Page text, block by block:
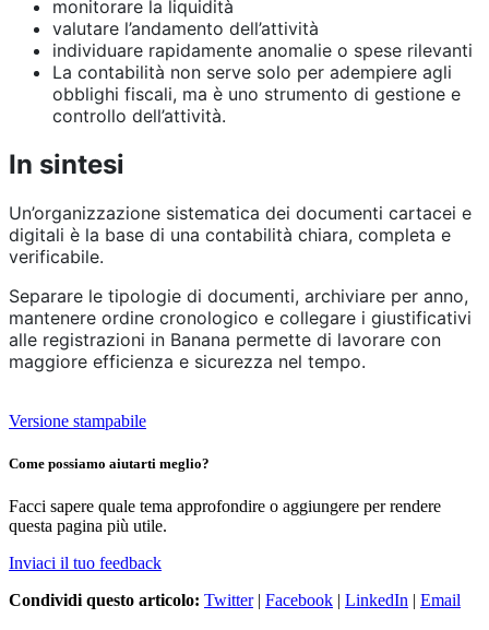
monitorare la liquidità
valutare l’andamento dell’attività
individuare rapidamente anomalie o spese rilevanti
La contabilità non serve solo per adempiere agli
obblighi fiscali, ma è uno strumento di gestione e
controllo dell’attività.
In sintesi
Un’organizzazione sistematica dei documenti cartacei e
digitali è la base di una contabilità chiara, completa e
verificabile.
Separare le tipologie di documenti, archiviare per anno,
mantenere ordine cronologico e collegare i giustificativi
alle registrazioni in Banana permette di lavorare con
maggiore efficienza e sicurezza nel tempo.
Versione stampabile
Come possiamo aiutarti meglio?
Facci sapere quale tema approfondire o aggiungere per rendere
questa pagina più utile.
Inviaci il tuo feedback
Condividi questo articolo: Twitter| Facebook | LinkedIn | Email